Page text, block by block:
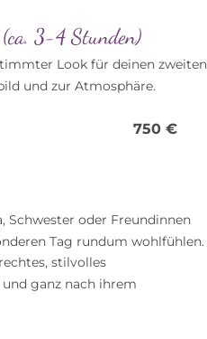
3-4 Stunden)
Look für deinen zweiten
und zur Atmosphäre.
   750 €
Schwester oder Freundinnen
Tag rundum wohlfühlen.
stilvolles
ganz nach ihrem